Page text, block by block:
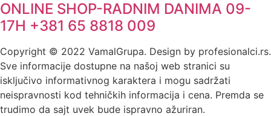
ONLINE SHOP-RADNIM DANIMA 09-
17H +381 65 8818 009
Copyright © 2022 VamalGrupa. Design by profesionalci.rs.
Sve informacije dostupne na našoj web stranici su
isključivo informativnog karaktera i mogu sadržati
neispravnosti kod tehničkih informacija i cena. Premda se
trudimo da sajt uvek bude ispravno ažuriran.